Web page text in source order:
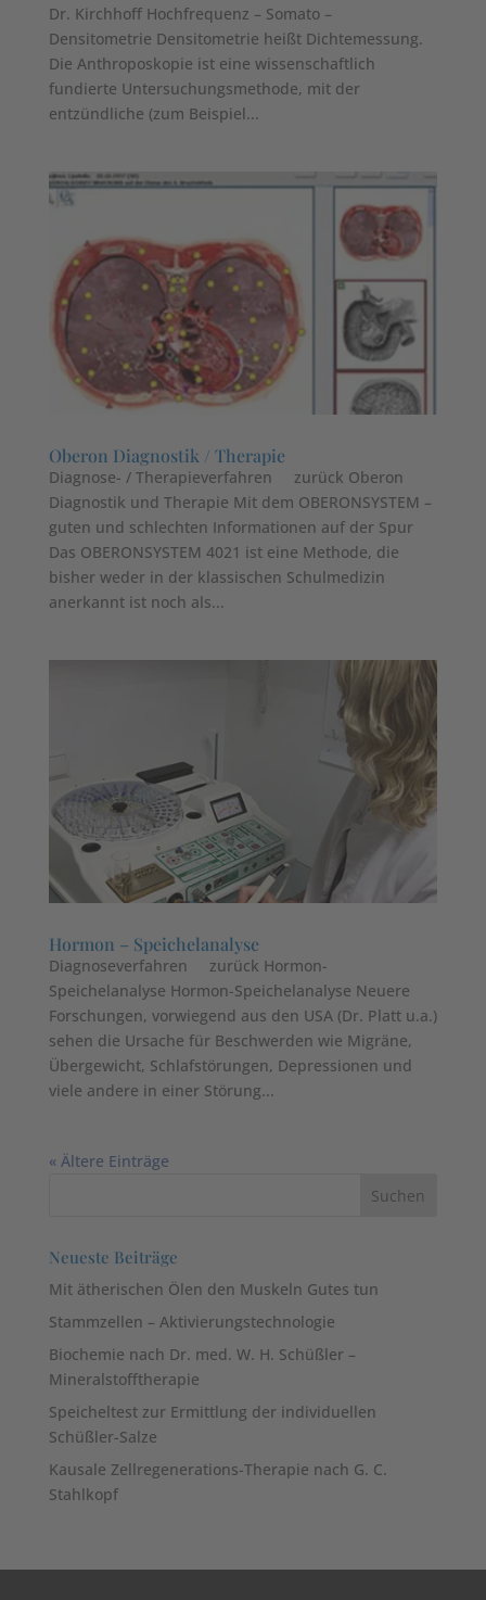
Dr. Kirchhoff Hochfrequenz – Somato –
Densitometrie Densitometrie heißt Dichtemessung.
Die Anthroposkopie ist eine wissenschaftlich
fundierte Untersuchungsmethode, mit der
entzündliche (zum Beispiel...
Oberon Diagnostik / Therapie
Diagnose- / Therapieverfahren zurück Oberon
Diagnostik und Therapie Mit dem OBERONSYSTEM –
guten und schlechten Informationen auf der Spur
Das OBERONSYSTEM 4021 ist eine Methode, die
bisher weder in der klassischen Schulmedizin
anerkannt ist noch als...
Hormon – Speichelanalyse
Diagnoseverfahren zurück Hormon-
Speichelanalyse Hormon-Speichelanalyse Neuere
Forschungen, vorwiegend aus den USA (Dr. Platt u.a.)
sehen die Ursache für Beschwerden wie Migräne,
Übergewicht, Schlafstörungen, Depressionen und
viele andere in einer Störung...
« Ältere Einträge
Neueste Beiträge
Mit ätherischen Ölen den Muskeln Gutes tun
Stammzellen – Aktivierungstechnologie
Biochemie nach Dr. med. W. H. Schüßler –
Mineralstofftherapie
Speicheltest zur Ermittlung der individuellen
Schüßler-Salze
Kausale Zellregenerations-Therapie nach G. C.
Stahlkopf